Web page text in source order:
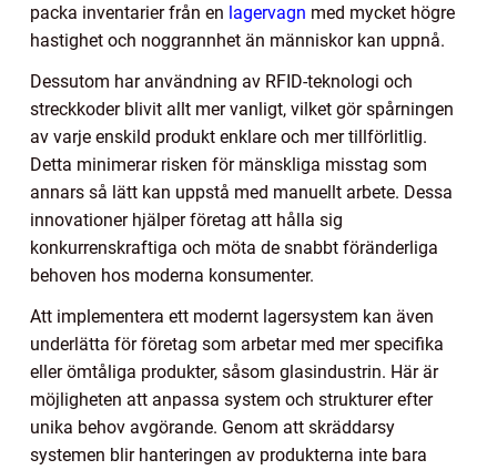
packa inventarier från en lagervagn med mycket högre
hastighet och noggrannhet än människor kan uppnå.
Dessutom har användning av RFID-teknologi och
streckkoder blivit allt mer vanligt, vilket gör spårningen
av varje enskild produkt enklare och mer tillförlitlig.
Detta minimerar risken för mänskliga misstag som
annars så lätt kan uppstå med manuellt arbete. Dessa
innovationer hjälper företag att hålla sig
konkurrenskraftiga och möta de snabbt föränderliga
behoven hos moderna konsumenter.
Att implementera ett modernt lagersystem kan även
underlätta för företag som arbetar med mer specifika
eller ömtåliga produkter, såsom glasindustrin. Här är
möjligheten att anpassa system och strukturer efter
unika behov avgörande. Genom att skräddarsy
systemen blir hanteringen av produkterna inte bara